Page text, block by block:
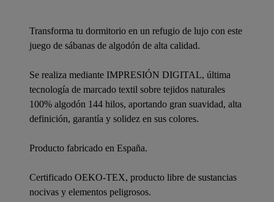
Transforma tu dormitorio en un refugio de lujo con este
juego de sábanas de algodón de alta calidad.
Se realiza mediante IMPRESIÓN DIGITAL, última
tecnología de marcado textil sobre tejidos naturales
100% algodón 144 hilos, aportando gran suavidad, alta
definición, garantía y solidez en sus colores.
Producto fabricado en España.
Certificado OEKO-TEX, producto libre de sustancias
nocivas y elementos peligrosos.